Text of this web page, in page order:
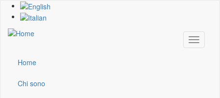
Skip
content
Toggle
Main
navigation
Home
Chi sono